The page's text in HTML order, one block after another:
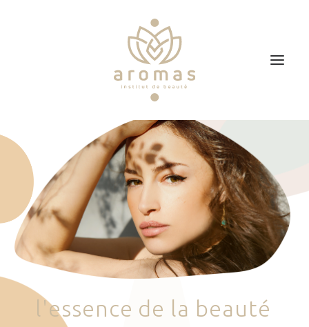
Soins
Je veux faire un bon cadeau
Plan d’accès
Prendre RDV
'essence de la beauté